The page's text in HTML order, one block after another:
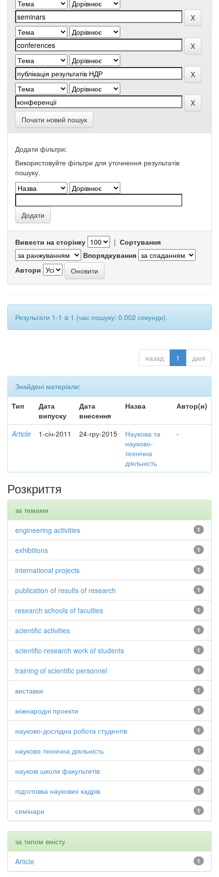
Почати новий пошук
Додати фільтри:
Використовуйте фільтри для уточнення результатів
пошуку.
Вивести на сторінку | Сортування
Впорядкування
Автори
Результати 1-1 зі 1 (час пошуку: 0.002 секунди).
назад 1 далі
Знайдені матеріали:
Тип
Дата
випуску
Дата
внесення
Назва Автор(и)
Article 1-січ-2011 24-гру-2015
Наукова та
науково-
технічна
діяльність
-
Розкриття
за темами
1
engineering activities
1
exhibitions
1
international projects
1
publication of results of research
1
research schools of faculties
1
scientific activities
1
scientific-research work of students
1
training of scientific personnel
1
виставки
1
міжнародні проекти
1
науково-дослідна робота студентів
1
науково-технічна діяльність
1
наукові школи факультетів
1
підготовка наукових кадрів
1
семінари
за типом вмісту
1
Article